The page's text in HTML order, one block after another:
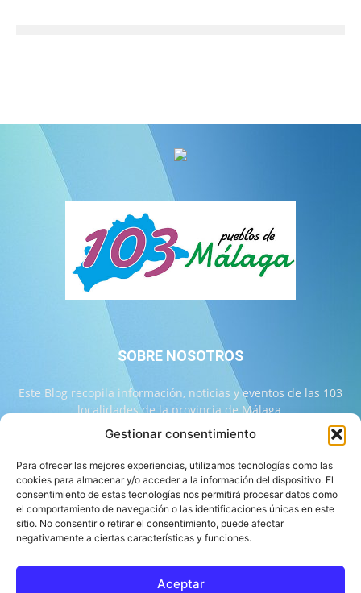
Gestionar consentimiento
Para ofrecer las mejores experiencias, utilizamos tecnologías como las
cookies para almacenar y/o acceder a la información del dispositivo. El
consentimiento de estas tecnologías nos permitirá procesar datos como
el comportamiento de navegación o las identificaciones únicas en este
sitio. No consentir o retirar el consentimiento, puede afectar
negativamente a ciertas características y funciones.
Aceptar
SOBRE NOSOTROS
Este Blog recopila información, noticias y eventos de las 103
localidades de la provincia de Málaga.
Contáctanos: info@103malaga.com
SÍGUENOS